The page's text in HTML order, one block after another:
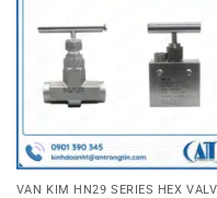
VAN KIM HN29 SERIES HEX